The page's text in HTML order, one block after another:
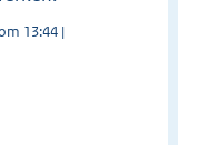
13:44 |